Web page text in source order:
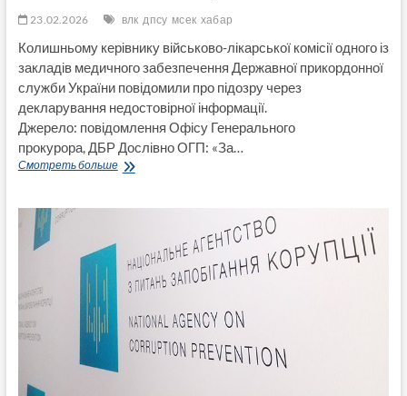
23.02.2026 влк дпсу мсек хабар
Колишньому керівнику військово-лікарської комісії одного із
закладів медичного забезпечення Державної прикордонної
служби України повідомили про підозру через
декларування недостовірної інформації.
Джерело: повідомлення Офісу Генерального
прокурора, ДБР Дослівно ОГП: «За…
Смотреть большеУ
затримали
за
хабарі,
мільйони
недостовірних